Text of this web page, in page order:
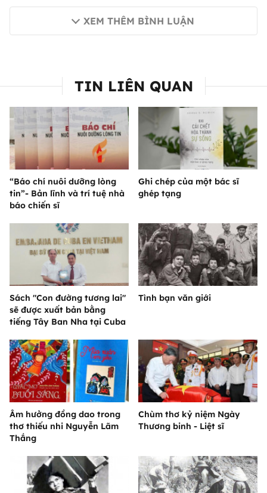
XEM THÊM BÌNH LUẬN
TIN LIÊN QUAN
“Báo chí nuôi dưỡng lòng
tin”- Bản lĩnh và trí tuệ nhà
báo chiến sĩ
Ghi chép của một bác sĩ
ghép tạng
Sách "Con đường tương lai"
sẽ được xuất bản bằng
tiếng Tây Ban Nha tại Cuba
Tình bạn văn giới
Âm hưởng đồng dao trong
thơ thiếu nhi Nguyễn Lãm
Thắng
Chùm thơ kỷ niệm Ngày
Thương binh - Liệt sĩ